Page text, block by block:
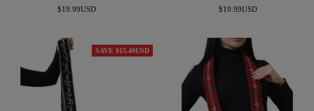
السعر
$19.99USD
السعر
$19.99USD
SAVE $15.49USD